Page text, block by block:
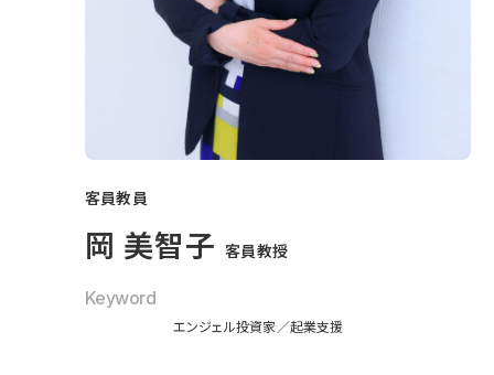
客員教員
岡 美智子 客員教授
Keyword
エンジェル投資家 起業支援